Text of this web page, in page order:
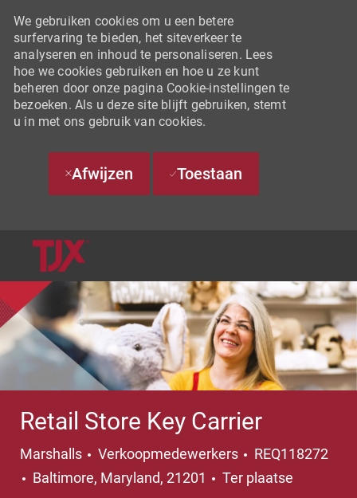
We gebruiken cookies om u een betere
surfervaring te bieden, het siteverkeer te
analyseren en inhoud te personaliseren. Lees
hoe we cookies gebruiken en hoe u ze kunt
beheren door onze pagina Cookie-instellingen te
bezoeken. Als u deze site blijft gebruiken, stemt
u in met ons gebruik van cookies.
Afwijzen Toestaan
Retail Store Key Carrier
Marshalls Categorie
Verkoopmedewerkers
REQ118272
Plaats
Baltimore, Maryland, 21201 Ter plaatse